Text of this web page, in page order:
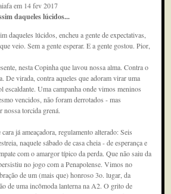
em 14 fev 2017
daqueles lúcidos...
daqueles lúcidos, encheu a gente de expectativas,
veio. Sem a gente esperar. E a gente gostou. Pior,
nesta Copinha que lavou nossa alma. Contra o
De virada, contra aqueles que adoram virar uma
escaldante. Uma campanha onde vimos meninos
vencidos, não foram derrotados - mas
nossa torcida grená.
já ameaçadora, regulamento alterado: Seis
naquele sábado de casa cheia - de esperança e
com o amargor típico da perda. Que não saiu da
no jogo com a Penapolense. Vimos no
de um (mais que) honroso 3o. lugar, da
de uma incômoda lanterna na A2. O grito de